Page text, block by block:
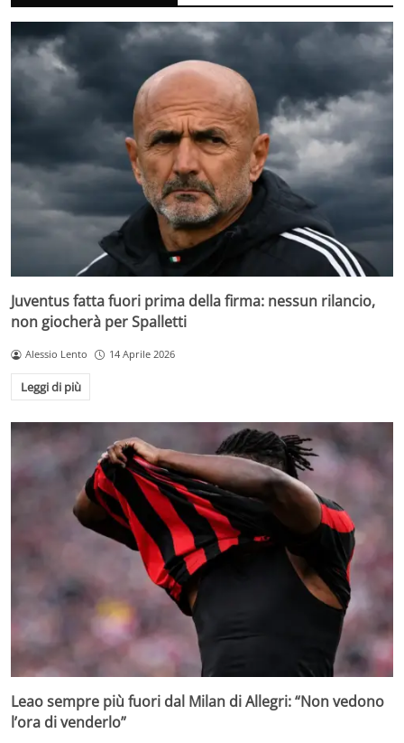
Juventus fatta fuori prima della firma: nessun rilancio,
non giocherà per Spalletti
Alessio Lento 14 Aprile 2026
Leggi di più
Leao sempre più fuori dal Milan di Allegri: “Non vedono
l’ora di venderlo”